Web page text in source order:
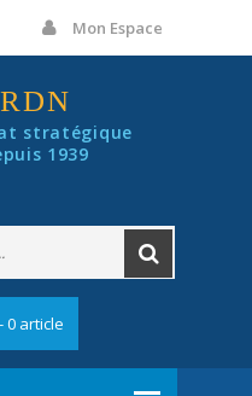
Mon Espace
RDN
stratégique
1939
- 0 article